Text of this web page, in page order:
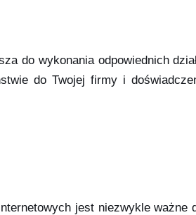
do wykonania odpowiednich
do Twojej firmy i
jest niezwykle